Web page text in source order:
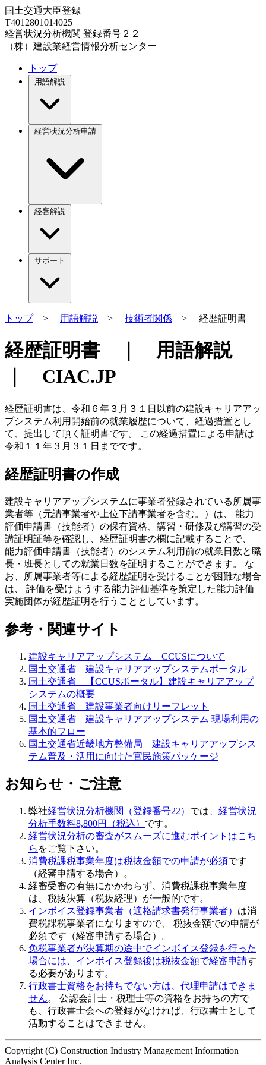
国土交通大臣登録
T4012801014025
経営状況分析機関 登録番号２２
（株）建設業経営情報分析センター
トップ
用語解説
経営状況分析申請
経審解説
サポート
トップ> 用語解説 > 技術者関係 > 経歴証明書
経歴証明書 ｜ 用語解説
｜ CIAC.JP
経歴証明書は、令和６年３月３１日以前の建設キャリアアッ
プシステム利用開始前の就業履歴について、経過措置とし
て、提出して頂く証明書です。 この経過措置による申請は
令和１１年３月３１日までです。
経歴証明書の作成
建設キャリアアップシステムに事業者登録されている所属事
業者等（元請事業者や上位下請事業者を含む。）は、 能力
評価申請書（技能者）の保有資格、講習・研修及び講習の受
講証明証等を確認し、経歴証明書の欄に記載することで、
能力評価申請書（技能者）のシステム利用前の就業日数と職
長・班長としての就業日数を証明することができます。 な
お、所属事業者等による経歴証明を受けることが困難な場合
は、 評価を受けようする能力評価基準を策定した能力評価
実施団体が経歴証明を行うこととしています。
参考・関連サイト
建設キャリアアップシステム CCUSについて
国土交通省 建設キャリアアップシステムポータル
国土交通省 【CCUSポータル】建設キャリアアップ
システムの概要
国土交通省 建設事業者向けリーフレット
国土交通省 建設キャリアアップシステム 現場利用の
基本的フロー
国土交通省近畿地方整備局 建設キャリアアップシス
テム普及・活用に向けた官民施策パッケージ
お知らせ・ご注意
弊社経営状況分析機関（登録番号22） では、 経営状況
分析手数料8,800円（税込） です。
経営状況分析の審査がスムーズに進むポイントはこち
ら をご覧下さい。
消費税課税事業年度は税抜金額での申請が必須です
（経審申請する場合）。
経審受審の有無にかかわらず、消費税課税事業年度
は、税抜決算（税抜経理）が一般的です。
インボイス登録事業者（適格請求書発行事業者） は消
費税課税事業者になりますので、 税抜金額での申請が
必須です（経審申請する場合）。
免税事業者が決算期の途中でインボイス登録を行った
場合には、インボイス登録後は税抜金額で経審申請す
る必要があります。
行政書士資格をお持ちでない方は、代理申請はできま
せん。 公認会計士・税理士等の資格をお持ちの方で
も、行政書士会への登録がなければ、行政書士として
活動することはできません。
Copyright (C) Construction Industry Management Information
Analysis Center Inc.